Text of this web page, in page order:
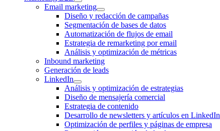
Email marketing
Diseño y redacción de campañas
Segmentación de bases de datos
Automatización de flujos de email
Estrategia de remarketing por email
Análisis y optimización de métricas
Inbound marketing
Generación de leads
LinkedIn
Análisis y optimización de estrategias
Diseño de mensajería comercial
Estrategia de contenido
Desarrollo de newsletters y artículos en LinkedIn
Optimización de perfiles y páginas de empresa